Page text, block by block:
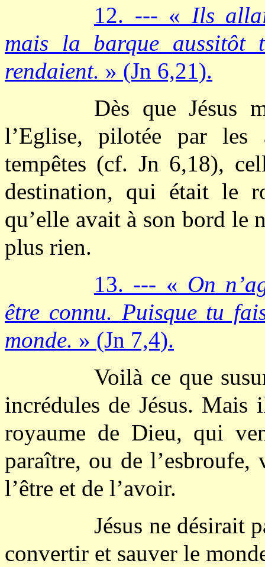
12. --- « Ils
mais la barque
rendaient. » (Jn 6,21).
Dès que Jésus
l’Eglise, pilotée par les
tempêtes (cf. Jn 6,18),
destination, qui était le
qu’elle avait à son bord
plus rien.
13. --- « On
être connu. Puisque tu
monde. » (Jn 7,4).
Voilà ce que
incrédules de Jésus. Mais
royaume de Dieu, qui
paraître, ou de
l’être et de l’avoir.
Jésus ne désirait
convertir et sauver le